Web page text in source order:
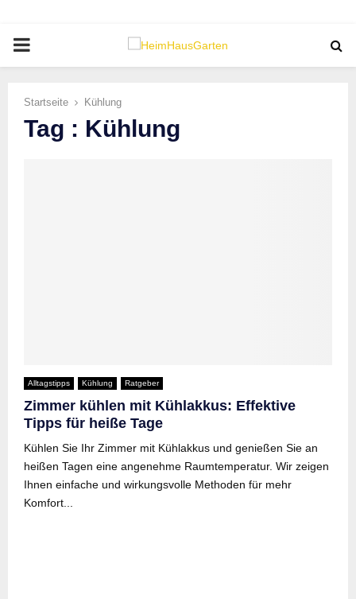
PRIMARY
Startseite Kühlung
Tag : Kühlung
Alltagstipps Kühlung Ratgeber
Zimmer kühlen mit Kühlakkus: Effektive
Tipps für heiße Tage
Kühlen Sie Ihr Zimmer mit Kühlakkus und genießen Sie an
heißen Tagen eine angenehme Raumtemperatur. Wir zeigen
Ihnen einfache und wirkungsvolle Methoden für mehr
Komfort...